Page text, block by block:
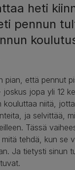
heti
pennun
pian, että pennut
jopa yli 12
kouluttaa niitä,
ja selvittää,
Tässä
tehdä, kun se
Ja tietysti sinun